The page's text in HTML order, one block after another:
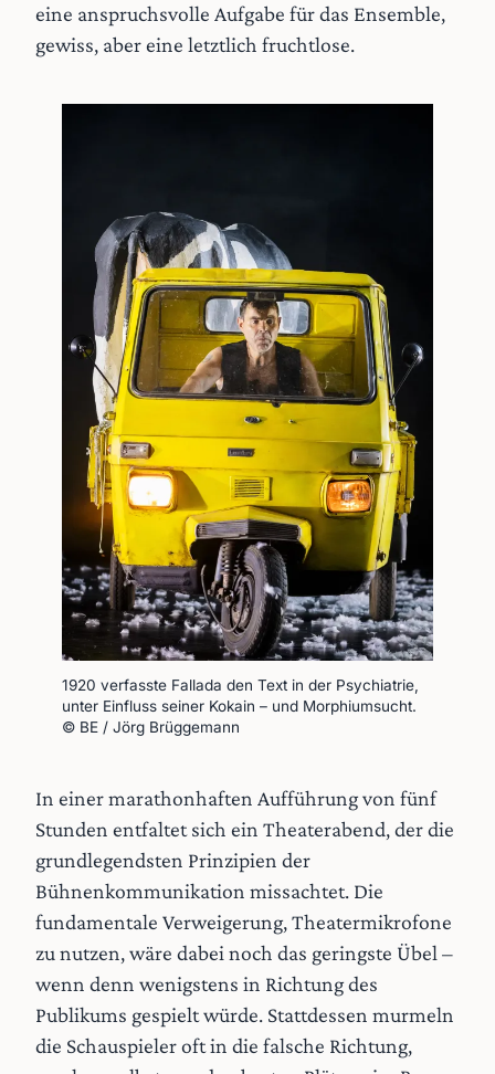
eine anspruchsvolle Aufgabe für das Ensemble,
gewiss, aber eine letztlich fruchtlose.
1920 verfasste Fallada den Text in der Psychiatrie,
unter Einfluss seiner Kokain – und Morphiumsucht.
© BE / Jörg Brüggemann
In einer marathonhaften Aufführung von fünf
Stunden entfaltet sich ein Theaterabend, der die
grundlegendsten Prinzipien der
Bühnenkommunikation missachtet. Die
fundamentale Verweigerung, Theatermikrofone
zu nutzen, wäre dabei noch das geringste Übel –
wenn denn wenigstens in Richtung des
Publikums gespielt würde. Stattdessen murmeln
die Schauspieler oft in die falsche Richtung,